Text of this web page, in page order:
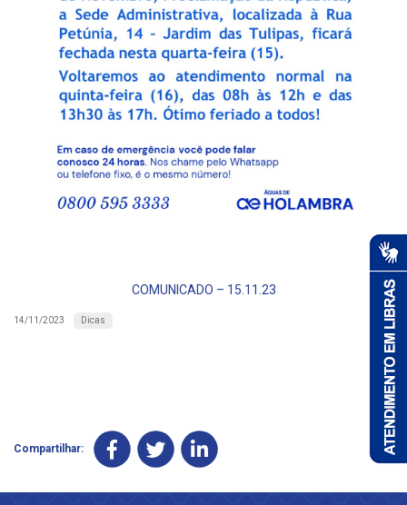
COMUNICADO – 15.11.23
14/11/2023 Dicas
Compartilhar: